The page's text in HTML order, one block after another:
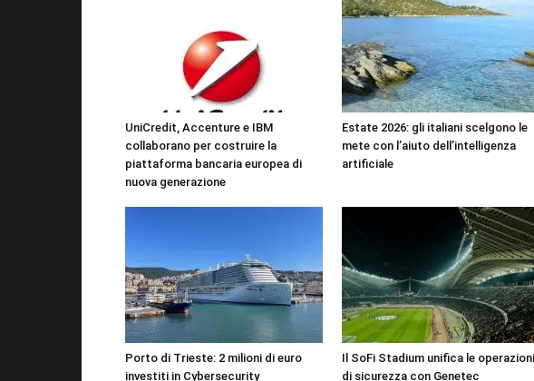
UniCredit, Accenture e IBM
collaborano per costruire la
piattaforma bancaria europea di
nuova generazione
Estate 2026: gli italiani scelgono le
mete con l’aiuto dell’intelligenza
artificiale
Porto di Trieste: 2 milioni di euro
investiti in Cybersecurity
Il SoFi Stadium unifica le operazioni
di sicurezza con Genetec